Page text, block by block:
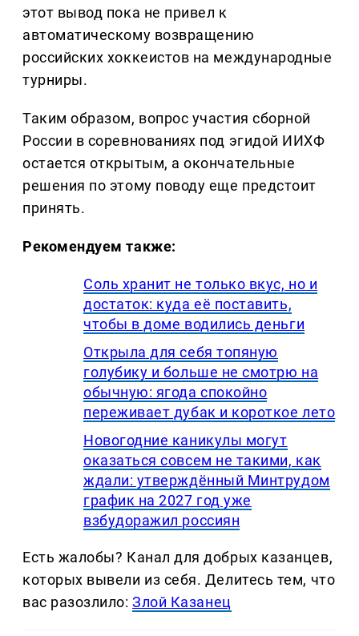
этот вывод пока не привел к
автоматическому возвращению
российских хоккеистов на международные
турниры.
Таким образом, вопрос участия сборной
России в соревнованиях под эгидой ИИХФ
остается открытым, а окончательные
решения по этому поводу еще предстоит
принять.
Рекомендуем также:
Соль хранит не только вкус, но и
достаток: куда её поставить,
чтобы в доме водились деньги
Открыла для себя топяную
голубику и больше не смотрю на
обычную: ягода спокойно
переживает дубак и короткое лето
Новогодние каникулы могут
оказаться совсем не такими, как
ждали: утверждённый Минтрудом
график на 2027 год уже
взбудоражил россиян
Есть жалобы? Канал для добрых казанцев,
которых вывели из себя. Делитеcь тем, что
вас разозлило:Злой Казанец